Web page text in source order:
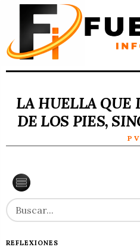
LA HUELLA QUE
DE LOS PIES,
P V
REFLEXIONES